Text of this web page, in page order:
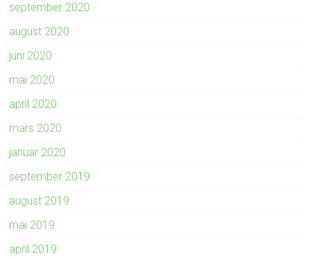
september 2020
august 2020
juni 2020
mai 2020
april 2020
mars 2020
januar 2020
september 2019
august 2019
mai 2019
april 2019